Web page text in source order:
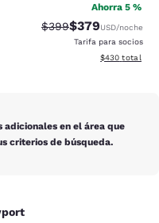
Ahorra 5 %
Precio tachado:
$399Precio con
$379USD/noche
Tarifa para socios
Ver detalles
$430 total
en el área que
criterios de búsqueda.